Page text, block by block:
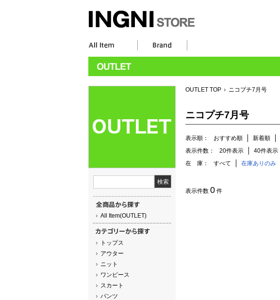
All Item(OUTLET)
トップス
アウター
ニット
ワンピース
スカート
パンツ
OUTLET TOP ニコプチ7月号
ニコプチ7月号
表示順： おすすめ順 新着順
表示件数：
20件表示 40件表示
在 庫：
すべて 在庫ありのみ
表示件数 0 件